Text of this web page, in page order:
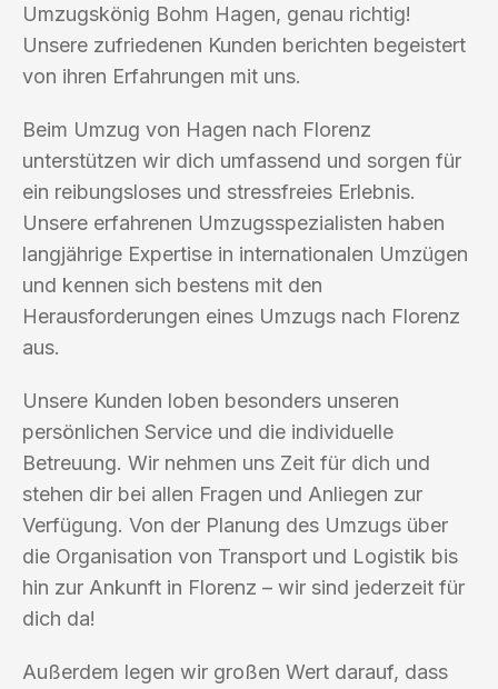
Umzugskönig Bohm Hagen, genau richtig!
Unsere zufriedenen Kunden berichten begeistert
von ihren Erfahrungen mit uns.
Beim Umzug von Hagen nach Florenz
unterstützen wir dich umfassend und sorgen für
ein reibungsloses und stressfreies Erlebnis.
Unsere erfahrenen Umzugsspezialisten haben
langjährige Expertise in internationalen Umzügen
und kennen sich bestens mit den
Herausforderungen eines Umzugs nach Florenz
aus.
Unsere Kunden loben besonders unseren
persönlichen Service und die individuelle
Betreuung. Wir nehmen uns Zeit für dich und
stehen dir bei allen Fragen und Anliegen zur
Verfügung. Von der Planung des Umzugs über
die Organisation von Transport und Logistik bis
hin zur Ankunft in Florenz – wir sind jederzeit für
dich da!
Außerdem legen wir großen Wert darauf, dass